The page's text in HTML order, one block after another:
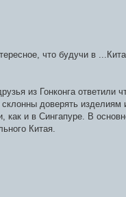
что будучи в
из Гонконга ответили
доверять изделиям
как и в Сингапуре. В
Китая.